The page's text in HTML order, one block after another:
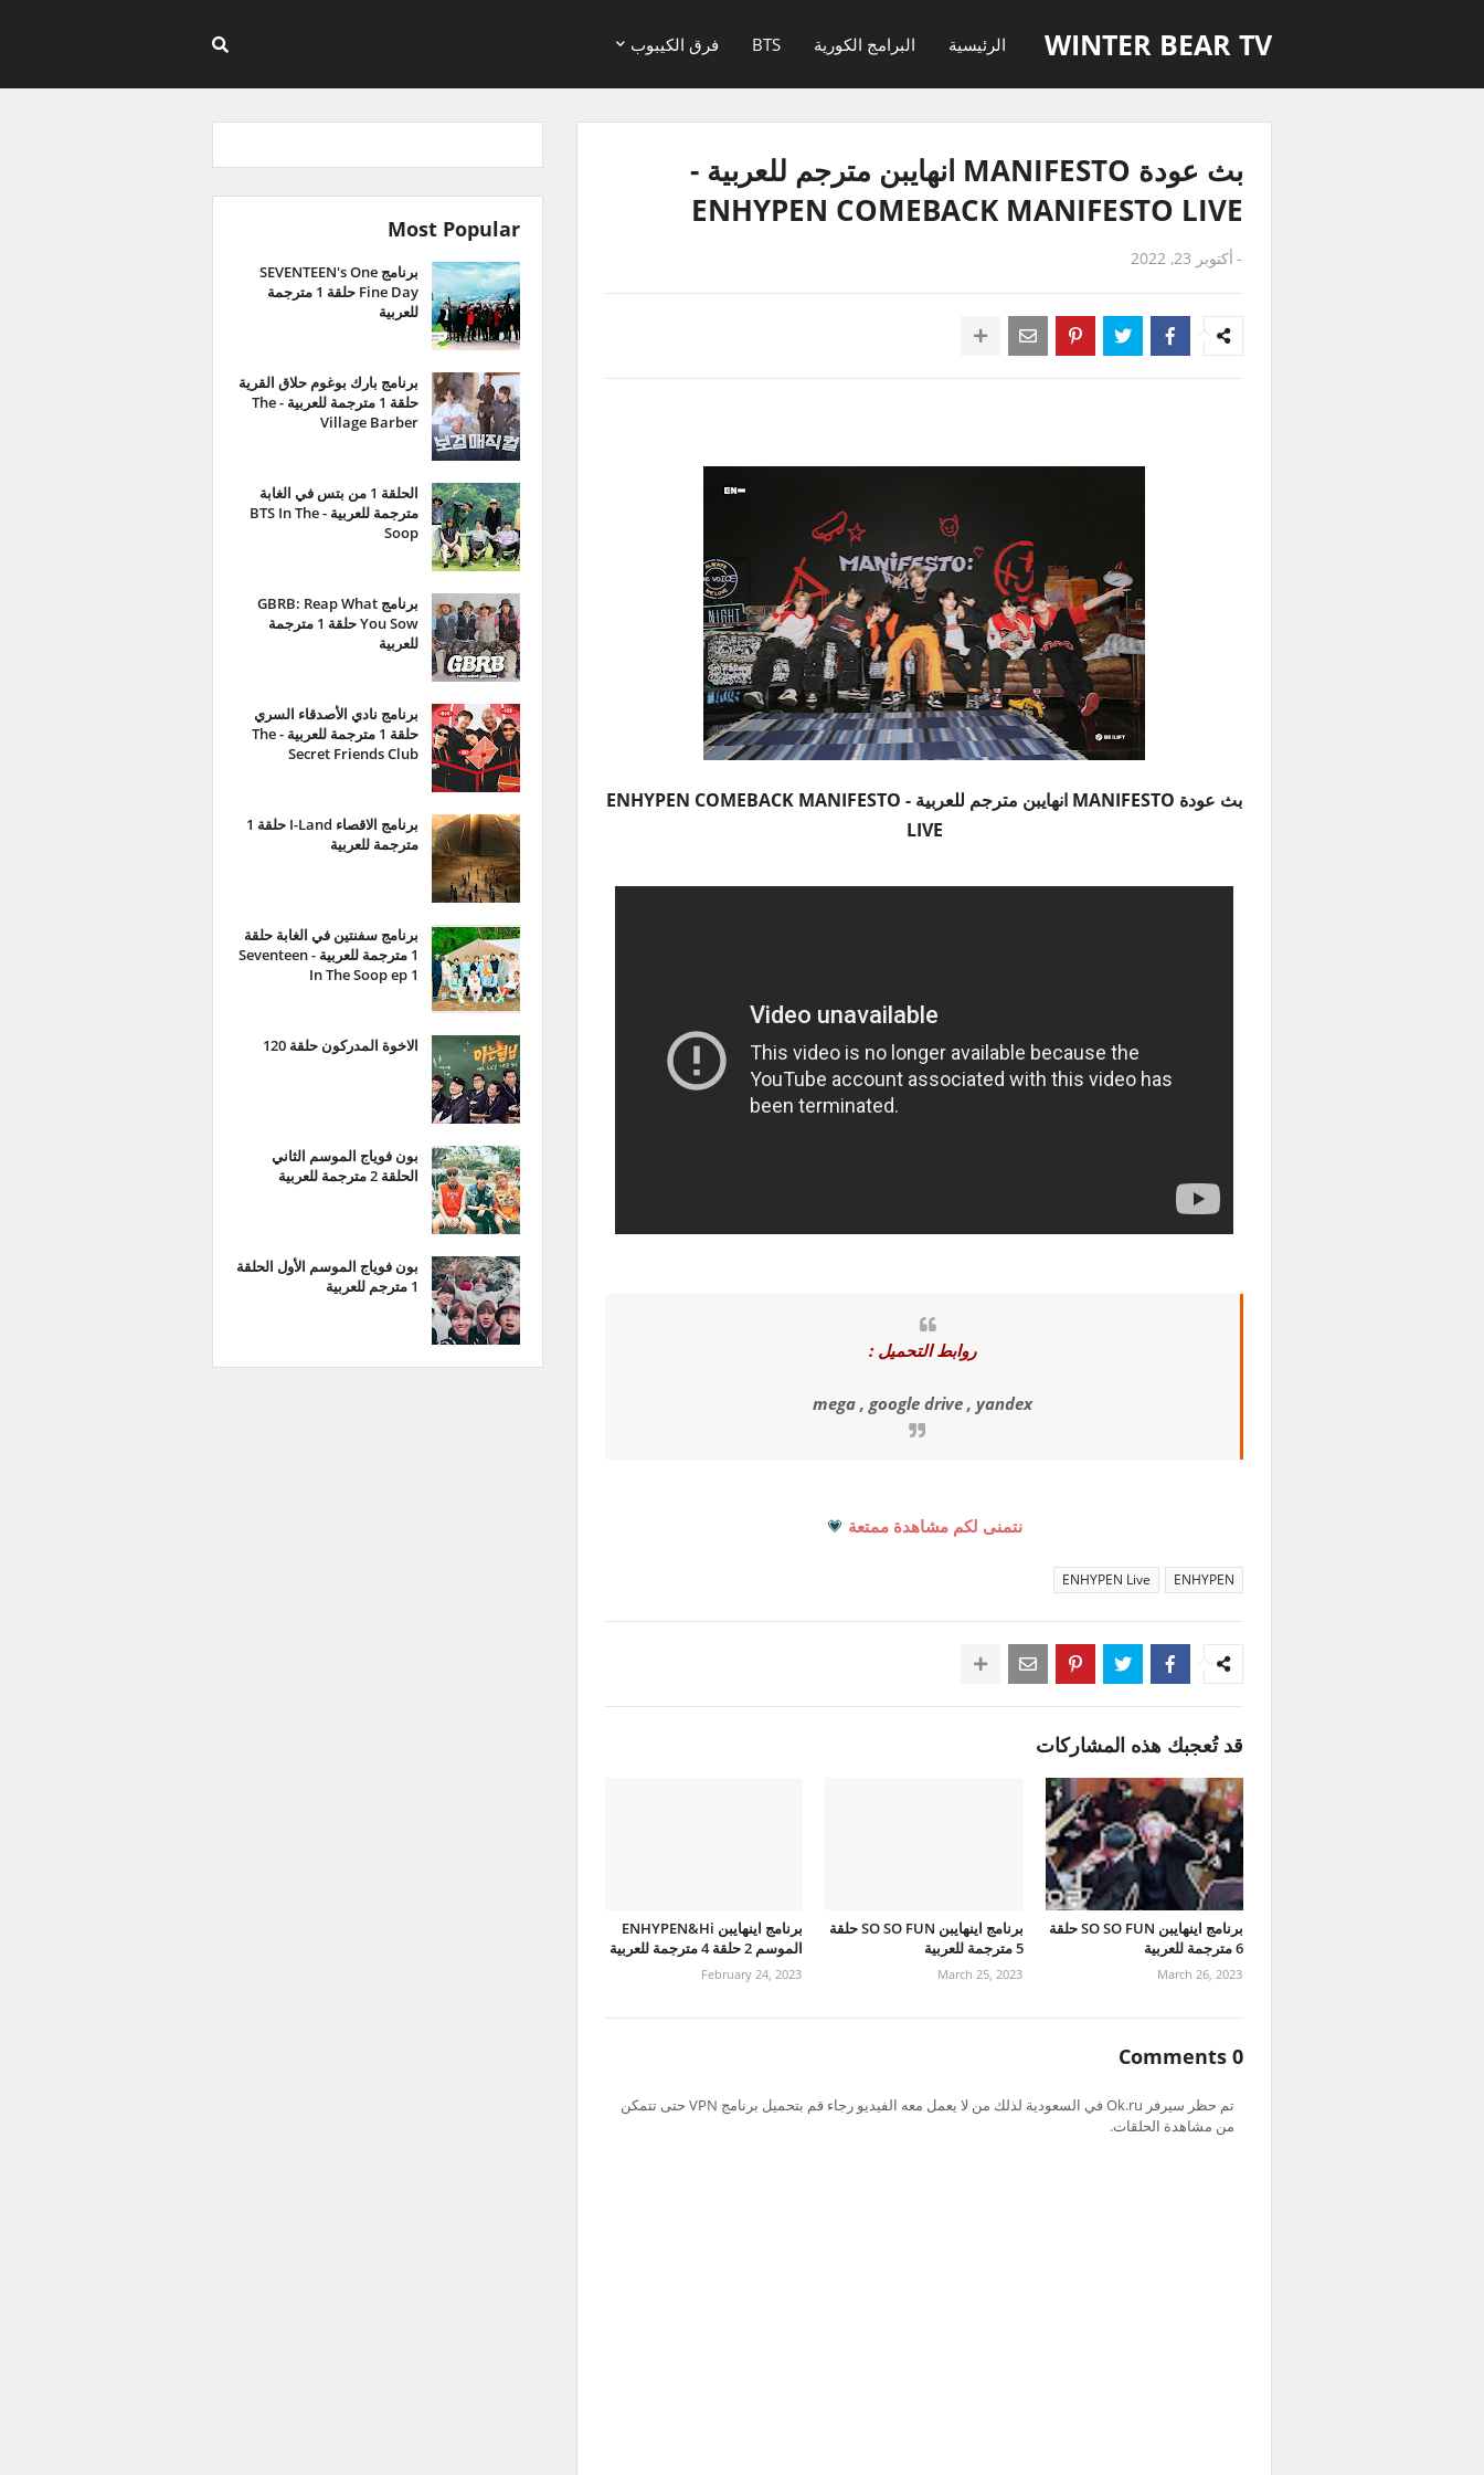
WINTER BEAR TV الرئيسية البرامج الكورية BTS فرق الكيبوب
بث عودة MANIFESTO انهايبن مترجم للعربية -
ENHYPEN COMEBACK MANIFESTO LIVE
- أكتوبر 23, 2022
بث عودة MANIFESTO انهايبن مترجم للعربية - ENHYPEN COMEBACK MANIFESTO
LIVE
روابط التحميل :
mega , google drive , yandex
نتمنى لكم مشاهدة ممتعة 💗
ENHYPEN
ENHYPEN Live
قد تُعجبك هذه المشاركات
برنامج اينهايبن SO SO FUN حلقة
6 مترجمة للعربية
March 26, 2023
برنامج اينهايبن SO SO FUN حلقة
5 مترجمة للعربية
March 25, 2023
برنامج اينهايبن ENHYPEN&Hi
الموسم 2 حلقة 4 مترجمة للعربية
February 24, 2023
0 Comments
تم حظر سيرفر Ok.ru في السعودية لذلك من لا يعمل معه الفيديو رجاء قم بتحميل برنامج VPN حتى تتمكن
من مشاهدة الحلقات.
Most Popular
برنامج SEVENTEEN's One
Fine Day حلقة 1 مترجمة
للعربية
برنامج بارك بوغوم حلاق القرية
حلقة 1 مترجمة للعربية - The
Village Barber
الحلقة 1 من بتس في الغابة
مترجمة للعربية - BTS In The
Soop
برنامج GBRB: Reap What
You Sow حلقة 1 مترجمة
للعربية
برنامج نادي الأصدقاء السري
حلقة 1 مترجمة للعربية - The
Secret Friends Club
برنامج الاقصاء I-Land حلقة 1
مترجمة للعربية
برنامج سفنتين في الغابة حلقة
1 مترجمة للعربية - Seventeen
In The Soop ep 1
الاخوة المدركون حلقة 120
بون فوياج الموسم الثاني
الحلقة 2 مترجمة للعربية
بون فوياج الموسم الأول الحلقة
1 مترجم للعربية